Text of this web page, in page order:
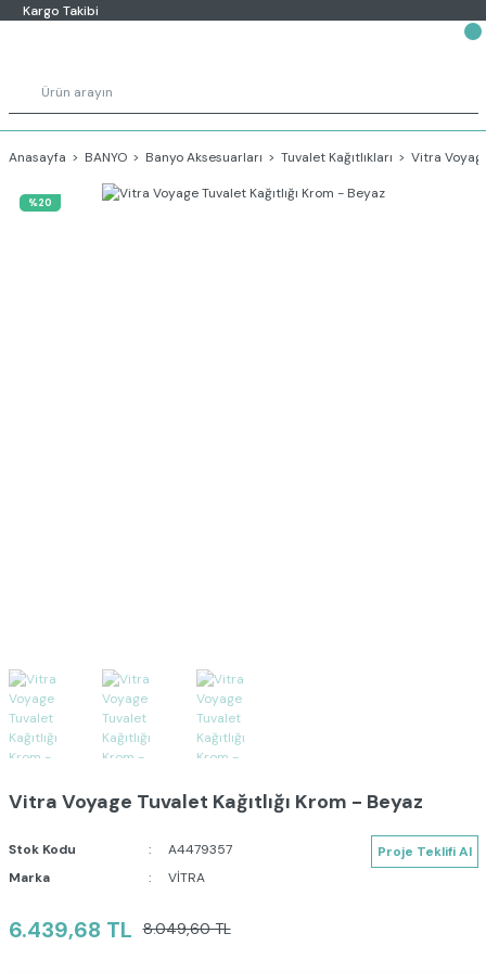
Kargo Takibi
Anasayfa BANYO Banyo Aksesuarları Tuvalet Kağıtlıkları Vitra
%20
Vitra Voyage Tuvalet Kağıtlığı Krom - Beyaz
Stok Kodu
A4479357
Marka
VİTRA
Proje Teklifi Al
6.439,68 TL 8.049,60 TL